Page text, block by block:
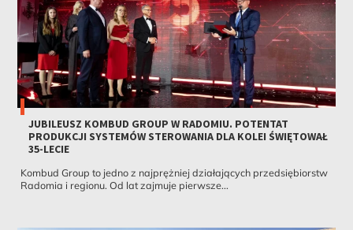
JUBILEUSZ KOMBUD GROUP W RADOMIU. POTENTAT
PRODUKCJI SYSTEMÓW STEROWANIA DLA KOLEI ŚWIĘTOWAŁ
35-LECIE
Kombud Group to jedno z najprężniej działających przedsiębiorstw
Radomia i regionu. Od lat zajmuje pierwsze...